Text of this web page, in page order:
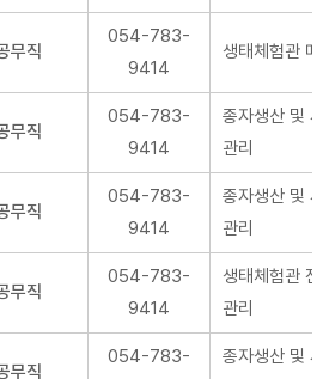
무직
054-783-
9414
생태체험관
무직
054-783-
9414
종자생산 및
관리
무직
054-783-
9414
종자생산 및
관리
무직
054-783-
9414
생태체험관
관리
무직
054-783-
종자생산 및